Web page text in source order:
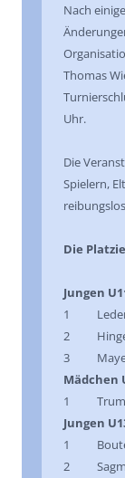
Nach
Thomas
Uhr.
Die
Spielern,
Die
Jungen
1
2
3
Mädchen
1
Jungen
1
2